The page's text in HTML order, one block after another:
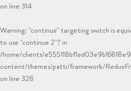
on line314
Warning: "continue" targeting switch is
to use "continue 2"? in
/home/clients/
content/themes/patti/framework/
on line328